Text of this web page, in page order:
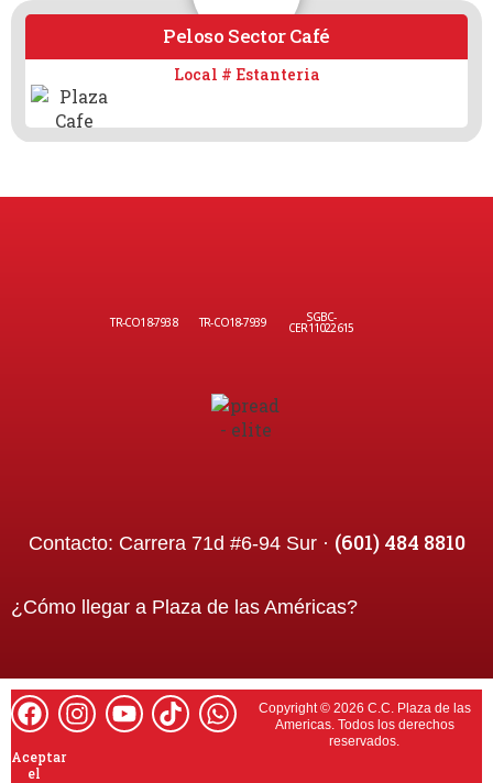
Peloso Sector Café
Local # Estanteria
TR-CO18-7938 TR-CO18-7939 SGBC-
CER11022615
Contacto: Carrera 71d #6-94 Sur · (601) 484 8810
¿Cómo llegar a Plaza de las Américas?
Copyright © 2026 C.C. Plaza de las
Americas. Todos los derechos
reservados.
Aceptar
el